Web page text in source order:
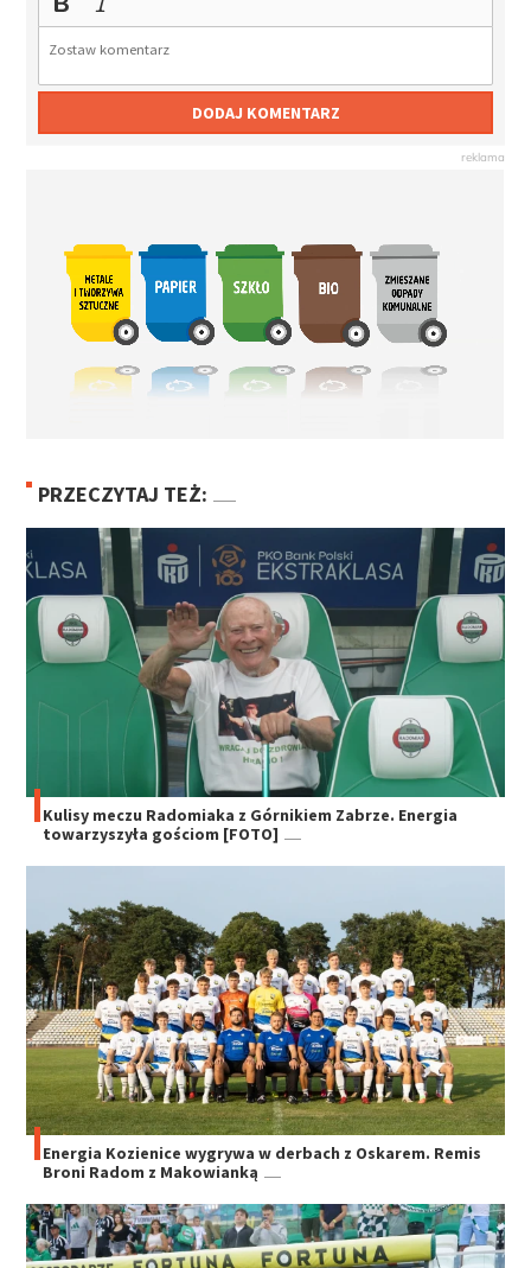
DODAJ KOMENTARZ
PRZECZYTAJ TEŻ:
Kulisy meczu Radomiaka z Górnikiem Zabrze. Energia
towarzyszyła gościom [FOTO]
Energia Kozienice wygrywa w derbach z Oskarem. Remis
Broni Radom z Makowianką